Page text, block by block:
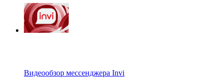
Видеообзор мессенджера Invi